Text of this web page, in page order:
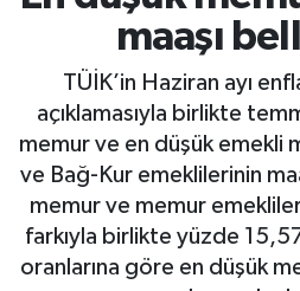
maaşı
TÜİK’in Haziran ayı
açıklamasıyla birlikte
memur ve en düşük emekli
ve Bağ-Kur emeklilerinin
memur ve memur
farkıyla birlikte yüzde
oranlarına göre en düşük
Tüm Manşetler
Son Dakika Haberleri
Haber Arşivi